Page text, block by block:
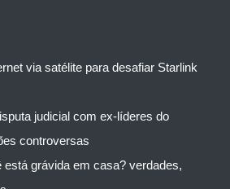
via satélite para desafiar Starlink
judicial com ex-líderes do
controversas
grávida em casa? verdades,